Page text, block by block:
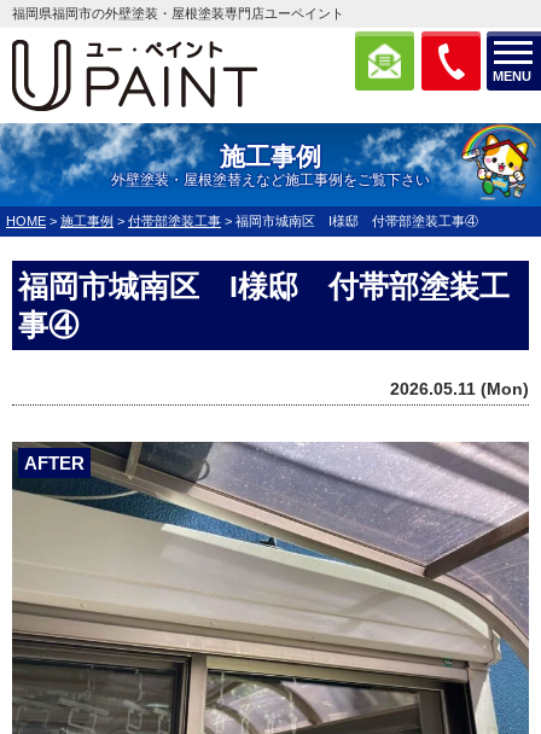
MENU
福岡県福岡市の外壁塗装・屋根塗装専門店ユーペイント
施工事例
外壁塗装・屋根塗替えなど施工事例をご覧下さい
HOME > 施工事例 > 付帯部塗装工事 > 福岡市城南区 I様邸 付帯部塗装工事④
福岡市城南区 I様邸 付帯部塗装工
事④
2026.05.11 (Mon)
AFTER